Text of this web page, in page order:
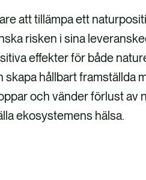
att tillämpa ett
risken i sina
effekter för både
hållbart framställda
och vänder förlust av
ekosystemens hälsa.